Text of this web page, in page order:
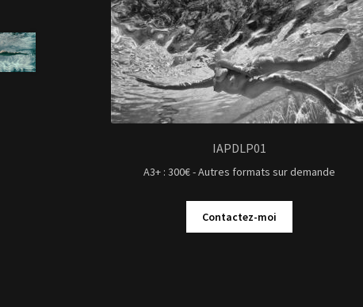
IAPDLP01
A3+ : 300€ - Autres formats sur demande
Contactez-moi